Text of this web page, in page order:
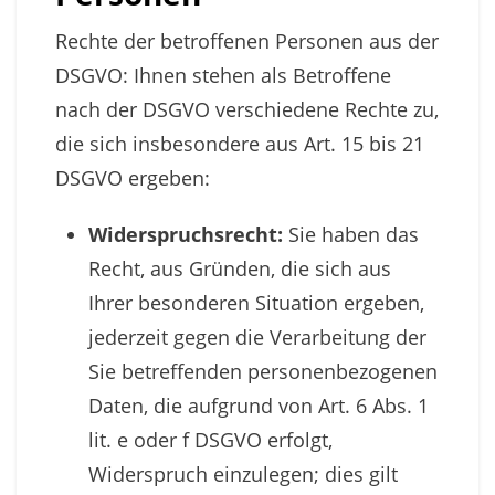
Rechte der betroffenen Personen aus der
DSGVO: Ihnen stehen als Betroffene
nach der DSGVO verschiedene Rechte zu,
die sich insbesondere aus Art. 15 bis 21
DSGVO ergeben:
Widerspruchsrecht: Sie haben das
Recht, aus Gründen, die sich aus
Ihrer besonderen Situation ergeben,
jederzeit gegen die Verarbeitung der
Sie betreffenden personenbezogenen
Daten, die aufgrund von Art. 6 Abs. 1
lit. e oder f DSGVO erfolgt,
Widerspruch einzulegen; dies gilt